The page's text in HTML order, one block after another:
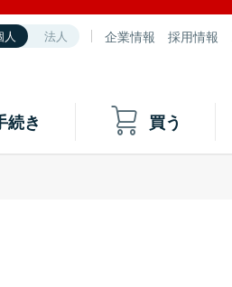
人 法人 企業情報 採用情報
続き 買う